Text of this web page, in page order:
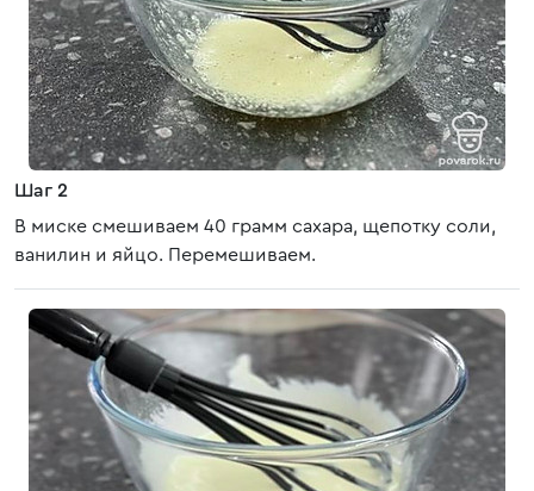
Шаг 2
В миске смешиваем 40 грамм сахара, щепотку соли,
ванилин и яйцо. Перемешиваем.